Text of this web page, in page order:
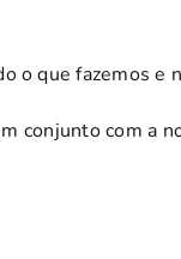
que fazemos e
conjunto com a